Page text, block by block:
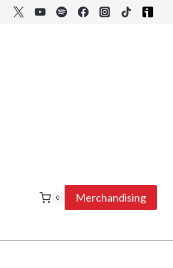
0 Merchandising